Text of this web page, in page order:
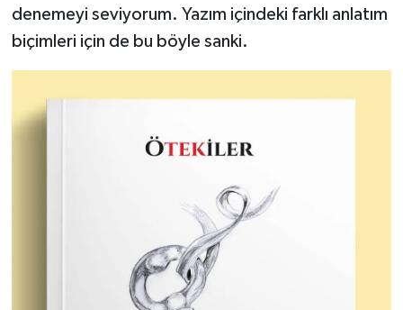
denemeyi seviyorum. Yazım içindeki farklı anlatım
biçimleri için de bu böyle sanki.